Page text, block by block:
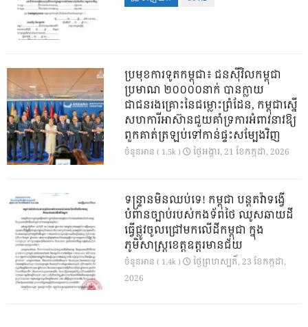
ប្រមុខការទូតកម្ពុជា៖ ជនស៊ីវិលកម្ពុជា
ប្រមាណ ២០០០០នាក់ បានក្លាយ
ជាជនរងគ្រោះនៃជម្លោះព្រំដែន, កម្ពុជាស្នើ
សហការីអាស៊ានជួយគាំទ្រការអំពាវនាវឱ្យ
ពួកគាត់ត្រឡប់ទៅកាន់ផ្ទះសម្បែងវិញ
ចំនួនអាន ( 1.5k ) ថ្ងៃ​អង្គារ, 21 ខែ​កក្កដា, 2026
ទន្ទ្រានមិនឈប់ទេ! កម្ពុជា បន្តតវ៉ាទង្វើ
បំពានច្បាប់របស់កងទ័ពថៃ ឈូសឆាយដី
ធ្វើផ្លូវចូលជ្រៅមកលើដីកម្ពុជា ក្នុង
ភូមិសាស្ត្រខេត្តឧត្តរមានជ័យ
ចំនួនអាន ( 1.4k )
ថ្ងៃ​ព្រហស្បតិ៍, 23 ខែ​កក្កដា,
2026